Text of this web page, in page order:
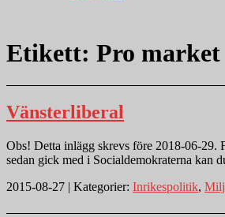
Etikett: Pro market
Vänsterliberal
Obs! Detta inlägg skrevs före 2018-06-29.
sedan gick med i Socialdemokraterna kan
2015-08-27 | Kategorier: Inrikespolitik,